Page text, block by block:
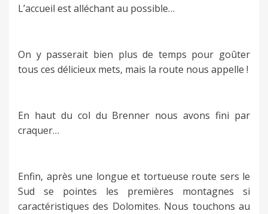
L’accueil est alléchant au possible…
On y passerait bien plus de temps pour goûter
tous ces délicieux mets, mais la route nous appelle !
En haut du col du Brenner nous avons fini par
craquer…
Enfin, après une longue et tortueuse route sers le
Sud se pointes les premières montagnes si
caractéristiques des Dolomites. Nous touchons au